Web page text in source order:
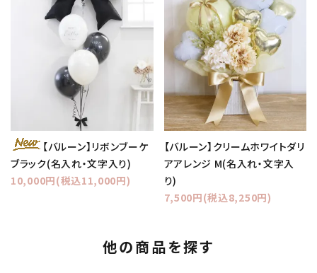
【バルーン】リボンブーケ
ブラック(名入れ・文字入り)
10,000円(税込11,000円)
【バルーン】クリームホワイトダリ
アアレンジ M(名入れ・文字入
り)
7,500円(税込8,250円)
他の商品を探す